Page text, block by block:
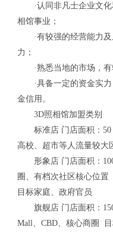
·认同非凡士企业文化
相馆事业；
·有较强的经营能力及
力；
·熟悉当地的市场，有
·具备一定的资金实力
金信用。
3D照相馆加盟类别
标准店 门店面积：50
高校、超市等人流量较
形象店 门店面积：100
圈、有档次社区核心位
目标家庭、政府官员
旗舰店 门店面积：150
Mall、CBD、核心商圈